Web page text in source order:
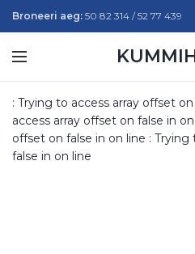
Broneeri aeg: 50 82 314 / 52 77 439
: Trying to access array offset
access array offset on false in
offset on false in on line : Trying
false in on line